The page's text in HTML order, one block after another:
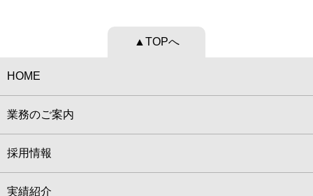
▲TOPへ
HOME
業務のご案内
採用情報
実績紹介